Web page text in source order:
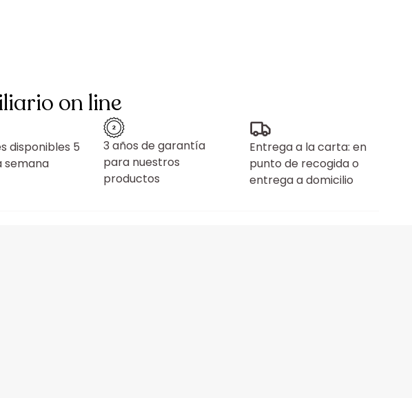
on line
disponibles 5
semana
3 años de garantía
para nuestros
productos
Entrega a la carta: en
punto de recogida o
entrega a domicilio